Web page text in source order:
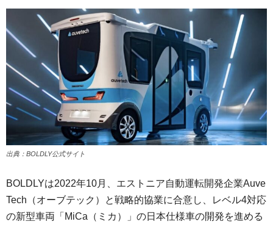
出典：BOLDLY公式サイト
BOLDLYは2022年10月、エストニア自動運転開発企業Auve
Tech（オーブテック）と戦略的協業に合意し、レベル4対応
の新型車両「MiCa（ミカ）」の日本仕様車の開発を進める